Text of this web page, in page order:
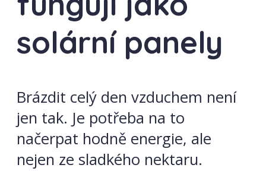
solární panely
Brázdit celý den vzduchem není
jen tak. Je potřeba na to
načerpat hodně energie, ale
nejen ze sladkého nektaru.